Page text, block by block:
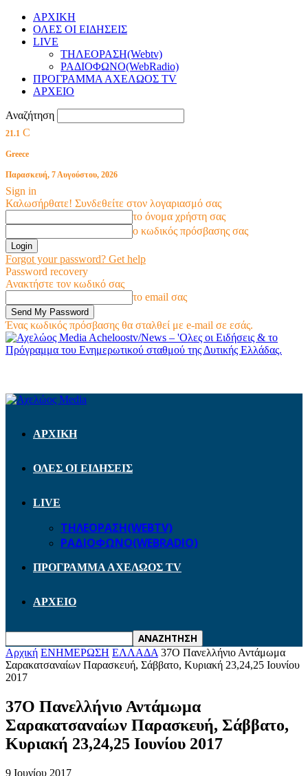
ΑΡΧΙΚΗ
ΟΛΕΣ ΟΙ ΕΙΔΗΣΕΙΣ
LIVE
ΤΗΛΕΟΡΑΣΗ(Webtv)
ΡΑΔΙΟΦΩΝΟ(WebRadio)
ΠΡΟΓΡΑΜΜΑ ΑΧΕΛΩΟΣ TV
ΑΡΧΕΙΟ
Αναζήτηση
21.1 C
Greece
Παρασκευή, 7 Αυγούστου, 2026
Sign in
Καλωσήρθατε! Συνδεθείτε στον λογαριασμό σας
το όνομα χρήστη σας
ο κωδικός πρόσβασης σας
Forgot your password? Get help
Password recovery
Ανακτήστε τον κωδικό σας
το email σας
Ένας κωδικός πρόσβασης θα σταλθεί με e-mail σε εσάς.
Acheloostv/News – 'Ολες οι Ειδήσεις & το
Πρόγραμμα του Ενημερωτικού σταθμού της Δυτικής Ελλάδας.
ΑΡΧΙΚΗ
ΟΛΕΣ ΟΙ ΕΙΔΗΣΕΙΣ
LIVE
ΤΗΛΕΟΡΑΣΗ(WEBTV)
ΡΑΔΙΟΦΩΝΟ(WEBRADIO)
ΠΡΟΓΡΑΜΜΑ ΑΧΕΛΩΟΣ TV
ΑΡΧΕΙΟ
Αρχική ΕΝΗΜΕΡΩΣΗ ΕΛΛΑΔΑ 37Ο Πανελλήνιο Αντάμωμα
Σαρακατσαναίων Παρασκευή, Σάββατο, Κυριακή 23,24,25 Ιουνίου
2017
37Ο Πανελλήνιο Αντάμωμα
Σαρακατσαναίων Παρασκευή, Σάββατο,
Κυριακή 23,24,25 Ιουνίου 2017
9 Ιουνίου 2017